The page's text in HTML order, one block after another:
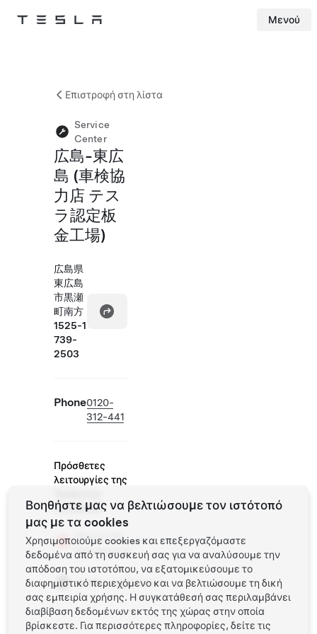
Tesla Μενού
Επιστροφή στη λίστα
Service
Center
広島-東広
島 (車検協
力店 テス
ラ認定板
金工場)
広島県
東広島
市黒瀬
町南方
1525-1
739-
2503
Phone0120-
312-441
Πρόσθετες
λειτουργίες της
τοποθεσία
Φορτιστής
προορισμού
vendor_collision
Βοηθήστε μας να βελτιώσουμε τον ιστότοπό
μας με τα cookies
Χρησιμοποιούμε cookies και επεξεργαζόμαστε
δεδομένα από τη συσκευή σας για να αναλύσουμε την
απόδοση του ιστοτόπου, να εξατομικεύσουμε το
διαφημιστικό περιεχόμενο και να βελτιώσουμε τη δική
σας εμπειρία χρήσης. Η συγκατάθεσή σας περιλαμβάνει
διαβίβαση δεδομένων εκτός της χώρας στην οποία
βρίσκεστε. Για περισσότερες πληροφορίες, δείτε τις